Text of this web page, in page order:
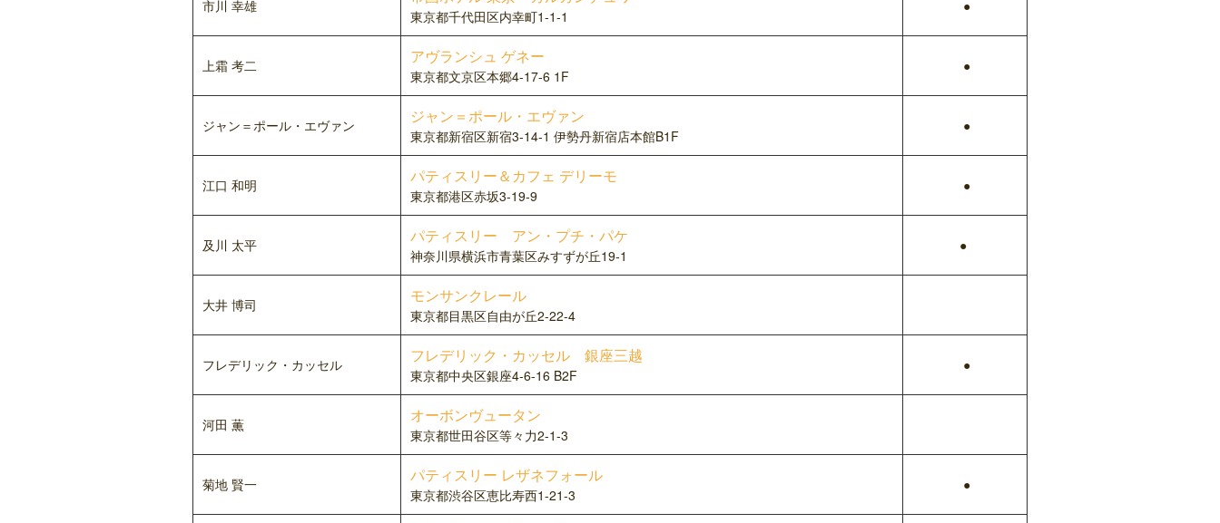
市川 幸雄
東京都千代田区内幸町1-1-1
●
上霜 考二 アヴランシュ ゲネー
東京都文京区本郷4-17-6 1F
●
ジャン＝ポール・エヴァン ジャン＝ポール・エヴァン
東京都新宿区新宿3-14-1 伊勢丹新宿店本館B1F
●
江口 和明 パティスリー＆カフェ デリーモ
東京都港区赤坂3-19-9
●
及川 太平 パティスリー アン・プチ・パケ
神奈川県横浜市青葉区みすずが丘19-1
●
大井 博司 モンサンクレール
東京都目黒区自由が丘2-22-4
フレデリック・カッセル フレデリック・カッセル 銀座三越
東京都中央区銀座4-6-16 B2F
●
河田 薫 オーボンヴュータン
東京都世田谷区等々力2-1-3
菊地 賢一 パティスリー レザネフォール
東京都渋谷区恵比寿西1-21-3
●